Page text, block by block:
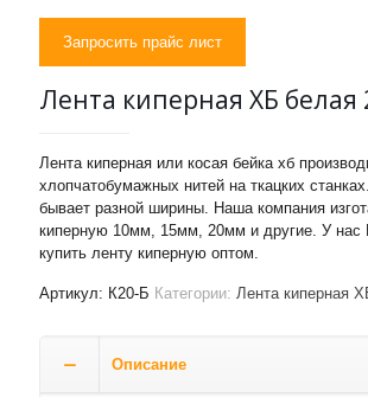
Запросить прайс лист
Лента киперная ХБ белая
Лента киперная или косая бейка хб
хлопчатобумажных нитей на ткацких
бывает разной ширины. Наша компания
киперную 10мм, 15мм, 20мм и другие. У
купить ленту киперную оптом.
Артикул: К20-Б Категории: Лента киперная
Описание